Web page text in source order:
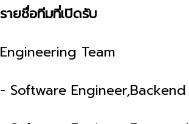
รายชื่อทีมที่เปิดรับ
Engineering Team
- Software Engineer,Backend